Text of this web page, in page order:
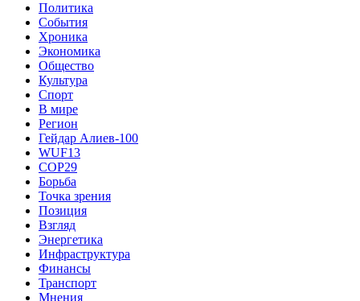
Политика
События
Хроника
Экономика
Общество
Культура
Спорт
В мире
Регион
Гейдар Алиев-100
WUF13
COP29
Борьба
Точка зрения
Позиция
Взгляд
Энергетика
Инфраструктура
Финансы
Транспорт
Мнения